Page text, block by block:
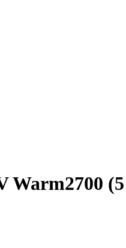
Warm2700